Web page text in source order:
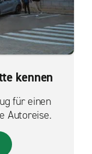
kennen
für einen
Autoreise.